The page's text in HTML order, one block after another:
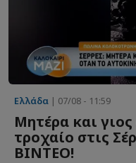
Ελλάδα | 07/08 - 11:59
Mητέρα και
τροχαίο στις
ΒΙΝΤΕΟ!